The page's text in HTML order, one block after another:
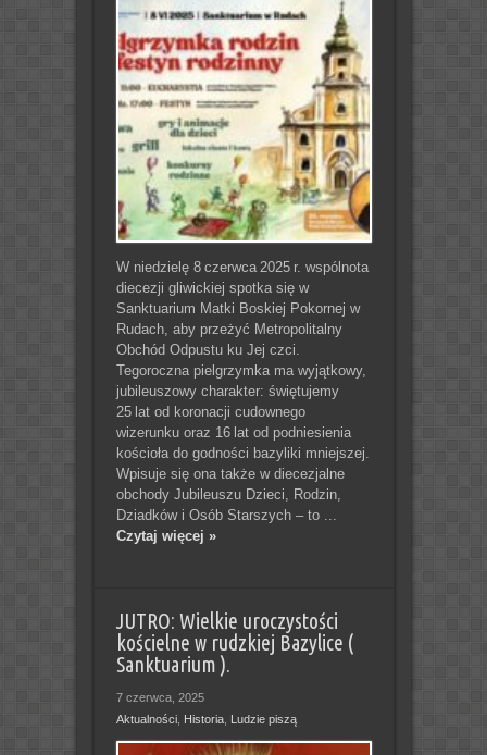
W niedzielę 8 czerwca 2025 r. wspólnota
diecezji gliwickiej spotka się w
Sanktuarium Matki Boskiej Pokornej w
Rudach, aby przeżyć Metropolitalny
Obchód Odpustu ku Jej czci.
Tegoroczna pielgrzymka ma wyjątkowy,
jubileuszowy charakter: świętujemy
25 lat od koronacji cudownego
wizerunku oraz 16 lat od podniesienia
kościoła do godności bazyliki mniejszej.
Wpisuje się ona także w diecezjalne
obchody Jubileuszu Dzieci, Rodzin,
Dziadków i Osób Starszych – to ...
Czytaj więcej »
JUTRO: Wielkie uroczystości
kościelne w rudzkiej Bazylice (
Sanktuarium ).
7 czerwca, 2025
Aktualności, Historia, Ludzie piszą